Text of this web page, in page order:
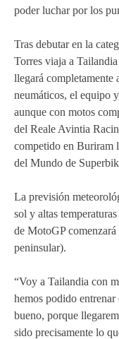
poder luchar por los
Tras debutar en la
Torres viaja a
llegará completamente
neumáticos, el equipo
aunque con motos
del Reale Avintia
competido en Buriram
del Mundo de
La previsión
sol y altas
de MotoGP
peninsular).
“Voy a Tailandia con
hemos podido
bueno, porque
sido precisamente lo